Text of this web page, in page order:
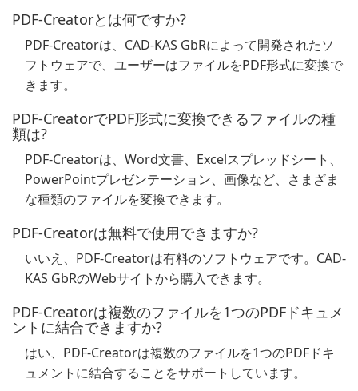
PDF-Creatorとは何ですか?
PDF-Creatorは、CAD-KAS GbRによって開発されたソ
フトウェアで、ユーザーはファイルをPDF形式に変換で
きます。
PDF-CreatorでPDF形式に変換できるファイルの種
類は?
PDF-Creatorは、Word文書、Excelスプレッドシート、
PowerPointプレゼンテーション、画像など、さまざま
な種類のファイルを変換できます。
PDF-Creatorは無料で使用できますか?
いいえ、PDF-Creatorは有料のソフトウェアです。CAD-
KAS GbRのWebサイトから購入できます。
PDF-Creatorは複数のファイルを1つのPDFドキュメ
ントに結合できますか?
はい、PDF-Creatorは複数のファイルを1つのPDFドキ
ュメントに結合することをサポートしています。